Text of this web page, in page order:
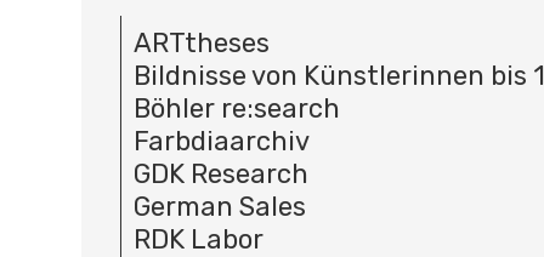
ARTtheses
Bildnisse von Künstlerinnen bis
Böhler re:search
Farbdiaarchiv
GDK Research
German Sales
RDK Labor